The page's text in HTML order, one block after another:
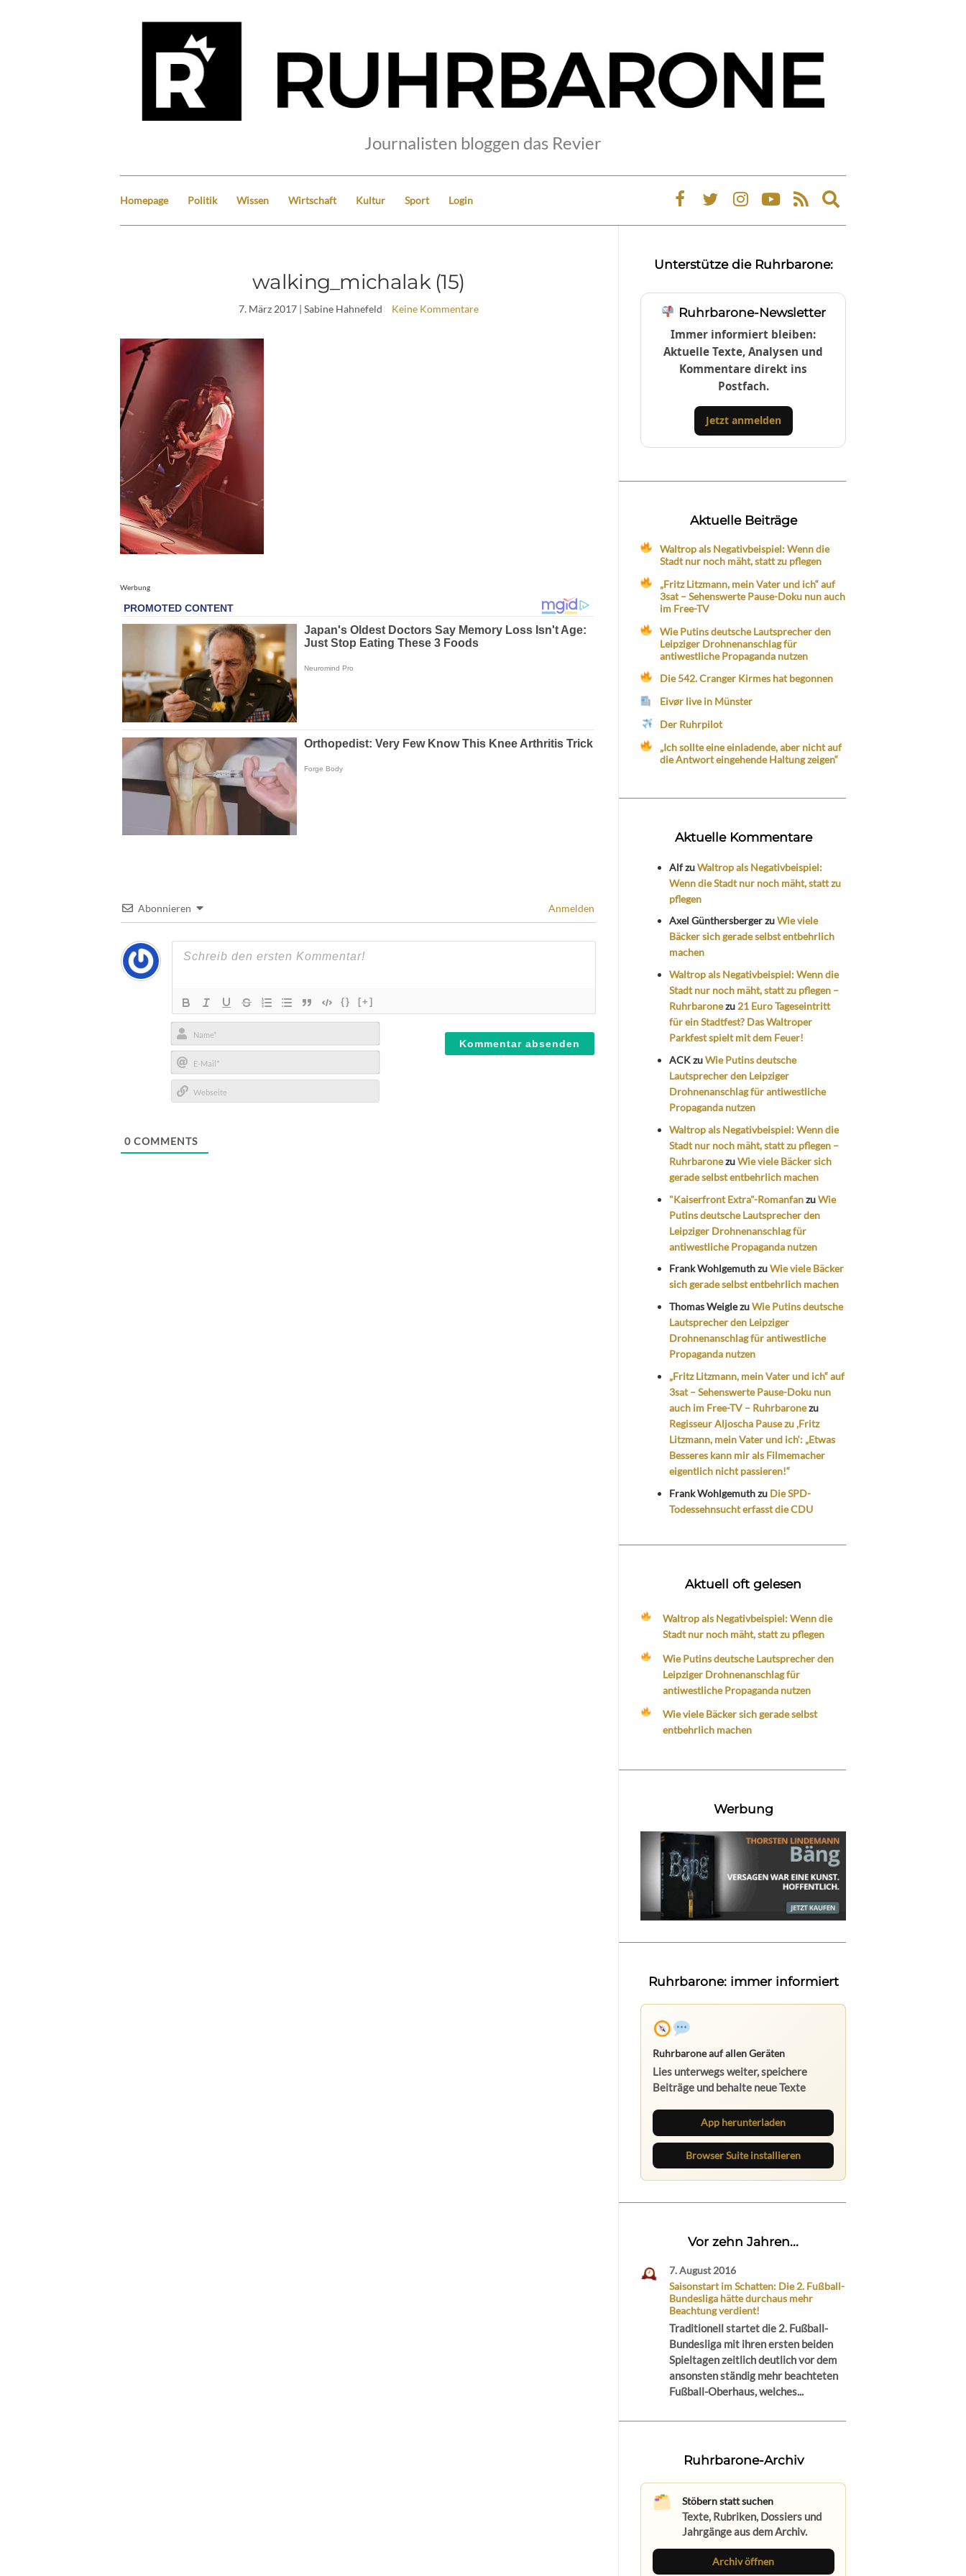
Journalisten bloggen das Revier
Homepage Politik Wissen Wirtschaft Kultur Sport Login
Expand
search
walking_michalak (15)
7. März 2017| Sabine Hahnefeld Keine Kommentare
Werbung
Abonnieren Anmelden
{} [+]
Name*
E-
Mail*
0 COMMENTS
Unterstütze die Ruhrbarone:
Ruhrbarone-Newsletter
Immer informiert bleiben:
Aktuelle Texte, Analysen und
Kommentare direkt ins
Postfach.
Jetzt anmelden
Aktuelle Beiträge
Waltrop als Negativbeispiel: Wenn die
Stadt nur noch mäht, statt zu pflegen
„Fritz Litzmann, mein Vater und ich“ auf
3sat – Sehenswerte Pause-Doku nun auch
im Free-TV
Wie Putins deutsche Lautsprecher den
Leipziger Drohnenanschlag für
antiwestliche Propaganda nutzen
Die 542. Cranger Kirmes hat begonnen
Eivør live in Münster
Der Ruhrpilot
„Ich sollte eine einladende, aber nicht auf
die Antwort eingehende Haltung zeigen“
Aktuelle Kommentare
AlfzuWaltrop als Negativbeispiel:
Wenn die Stadt nur noch mäht, statt zu
pflegen
Axel GünthersbergerzuWie viele
Bäcker sich gerade selbst entbehrlich
machen
Waltrop als Negativbeispiel: Wenn die
Stadt nur noch mäht, statt zu pflegen –
Ruhrbaronezu 21 Euro Tageseintritt
für ein Stadtfest? Das Waltroper
Parkfest spielt mit dem Feuer!
ACKzuWie Putins deutsche
Lautsprecher den Leipziger
Drohnenanschlag für antiwestliche
Propaganda nutzen
Waltrop als Negativbeispiel: Wenn die
Stadt nur noch mäht, statt zu pflegen –
RuhrbaronezuWie viele Bäcker sich
gerade selbst entbehrlich machen
"Kaiserfront Extra"-RomanfanzuWie
Putins deutsche Lautsprecher den
Leipziger Drohnenanschlag für
antiwestliche Propaganda nutzen
Frank WohlgemuthzuWie viele Bäcker
sich gerade selbst entbehrlich machen
Thomas WeiglezuWie Putins deutsche
Lautsprecher den Leipziger
Drohnenanschlag für antiwestliche
Propaganda nutzen
„Fritz Litzmann, mein Vater und ich“ auf
3sat – Sehenswerte Pause-Doku nun
auch im Free-TV – Ruhrbaronezu
Regisseur Aljoscha Pause zu ‚Fritz
Litzmann, mein Vater und ich‘: „Etwas
Besseres kann mir als Filmemacher
eigentlich nicht passieren!“
Frank Wohlgemuthzu Die SPD-
Todessehnsucht erfasst die CDU
Aktuell oft gelesen
Waltrop als Negativbeispiel: Wenn die
Stadt nur noch mäht, statt zu pflegen
Wie Putins deutsche Lautsprecher den
Leipziger Drohnenanschlag für
antiwestliche Propaganda nutzen
Wie viele Bäcker sich gerade selbst
entbehrlich machen
Werbung
Ruhrbarone: immer informiert
Ruhrbarone auf allen Geräten
Lies unterwegs weiter, speichere
Beiträge und behalte neue Texte
App herunterladen
Browser Suite installieren
Vor zehn Jahren...
7. August 2016
Saisonstart im Schatten: Die 2. Fußball-
Bundesliga hätte durchaus mehr
Beachtung verdient!
Traditionell startet die 2. Fußball-
Bundesliga mit ihren ersten beiden
Spieltagen zeitlich deutlich vor dem
ansonsten ständig mehr beachteten
Fußball-Oberhaus, welches...
Ruhrbarone-Archiv
Stöbern statt suchen
Texte, Rubriken, Dossiers und
Jahrgänge aus dem Archiv.
Archiv öffnen